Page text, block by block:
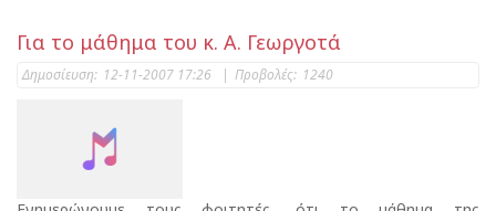
Για το μάθημα του κ. Α. Γεωργοτά
Δημοσίευση: 12-11-2007 17:26 | Προβολές: 1240